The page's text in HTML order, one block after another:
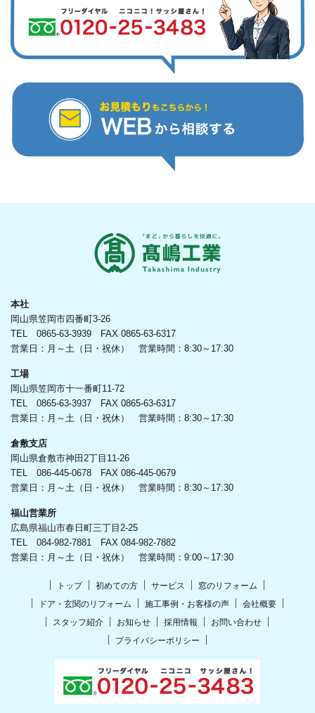
本社
岡山県笠岡市四番町3-26
TEL 0865-63-3939 FAX 0865-63-6317
営業日：月～土（日・祝休） 営業時間：8:30～17:30
工場
岡山県笠岡市十一番町11-72
TEL 0865-63-3937 FAX 0865-63-6317
営業日：月～土（日・祝休） 営業時間：8:30～17:30
倉敷支店
岡山県倉敷市神田2丁目11-26
TEL 086-445-0678 FAX 086-445-0679
営業日：月～土（日・祝休） 営業時間：8:30～17:30
福山営業所
広島県福山市春日町三丁目2-25
TEL 084-982-7881 FAX 084-982-7882
営業日：月～土（日・祝休） 営業時間：9:00～17:30
トップ 初めての方 サービス 窓のリフォーム
ドア・玄関のリフォーム 施工事例・お客様の声 会社概要
スタッフ紹介 お知らせ 採用情報 お問い合わせ
プライバシーポリシー